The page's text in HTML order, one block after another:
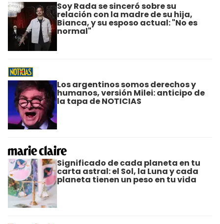
Soy Rada se sinceró sobre su
relación con la madre de su hija,
Bianca, y su esposo actual: "No es
normal"
Los argentinos somos derechos y
humanos, versión Milei: anticipo de
la tapa de NOTICIAS
Significado de cada planeta en tu
carta astral: el Sol, la Luna y cada
planeta tienen un peso en tu vida